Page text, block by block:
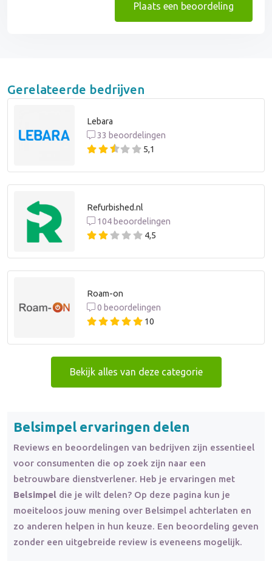
Plaats een beoordeling
Gerelateerde bedrijven
Lebara
33 beoordelingen
5,1
Refurbished.nl
104 beoordelingen
4,5
Roam-on
0 beoordelingen
10
Bekijk alles van deze categorie
Belsimpel ervaringen delen
Reviews en beoordelingen van bedrijven zijn essentieel
voor consumenten die op zoek zijn naar een
betrouwbare dienstverlener. Heb je ervaringen met
Belsimpel die je wilt delen? Op deze pagina kun je
moeiteloos jouw mening over Belsimpel achterlaten en
zo anderen helpen in hun keuze. Een beoordeling geven
zonder een uitgebreide review is eveneens mogelijk.